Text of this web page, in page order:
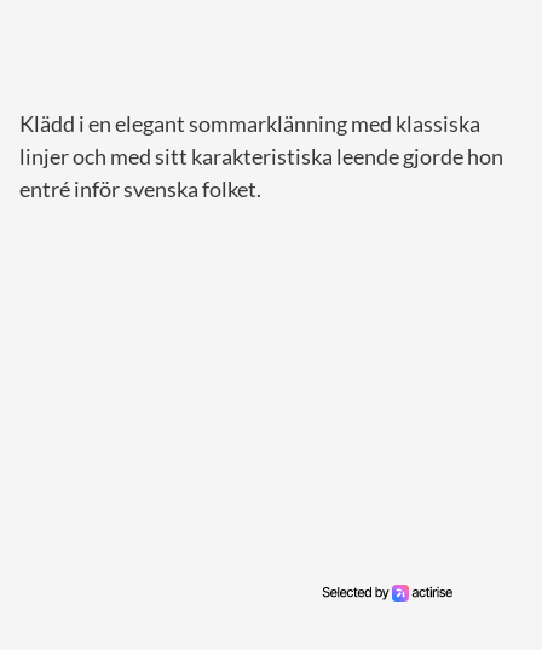
Klädd i en elegant sommarklänning med klassiska
linjer och med sitt karakteristiska leende gjorde hon
entré inför svenska folket.